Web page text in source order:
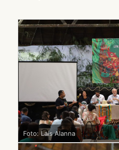
Foto: Laís Alanna